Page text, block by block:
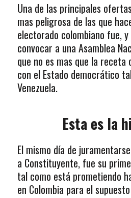
Una de las principales
mas peligrosa de las que
electorado colombiano fue,
convocar a una Asamblea
que no es mas que la
con el Estado democrático
Venezuela.
Esta es la
El mismo día de
a Constituyente, fue su
tal como está prometiendo
en Colombia para el